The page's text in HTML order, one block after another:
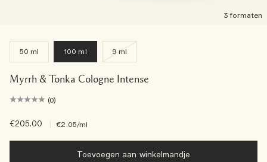
3 formaten
50 ml 100 ml 9 ml
Myrrh & Tonka Cologne Intense
(0)
€205.00 €2.05/ml
Toevoegen aan winkelmandje